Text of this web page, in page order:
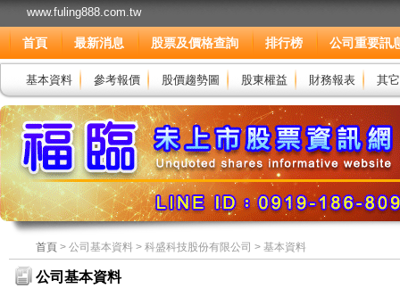
www.fuling888.com.tw
首頁 最新消息 股票及價格查詢 排行榜 公司重要訊
基本資料 參考報價 股價趨勢圖 股東權益 財務報表 其
首頁 > 公司基本資料 > 科盛科技股份有限公司 > 基本資料
公司基本資料